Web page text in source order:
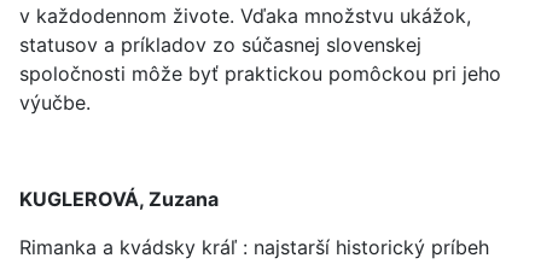
v každodennom živote. Vďaka množstvu ukážok,
statusov a príkladov zo súčasnej slovenskej
spoločnosti môže byť praktickou pomôckou pri jeho
výučbe.
KUGLEROVÁ, Zuzana
Rimanka a kvádsky kráľ : najstarší historický príbeh